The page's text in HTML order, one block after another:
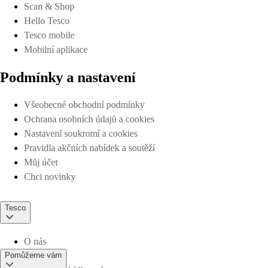
Scan & Shop
Hello Tesco
Tesco mobile
Mobilní aplikace
Podmínky a nastavení
Všeobecné obchodní podmínky
Ochrana osobních údajů a cookies
Nastavení soukromí a cookies
Pravidla akčních nabídek a soutěží
Můj účet
Chci novinky
Tesco
O nás
Pomůžeme vám